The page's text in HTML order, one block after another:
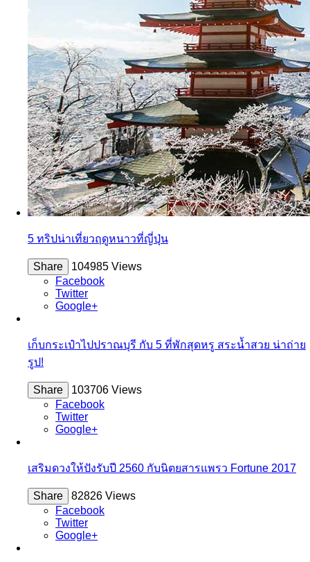
5 ทริปน่าเที่ยวฤดูหนาวที่ญี่ปุ่น
Share
104985 Views
Facebook
Twitter
Google+
เก็บกระเป๋าไปปราณบุรี กับ 5 ที่พักสุดหรู สระน้ำสวย น่าถ่าย
รูป!
Share
103706 Views
Facebook
Twitter
Google+
เสริมดวงให้ปังรับปี 2560 กับนิตยสารแพรว Fortune 2017
Share
82826 Views
Facebook
Twitter
Google+